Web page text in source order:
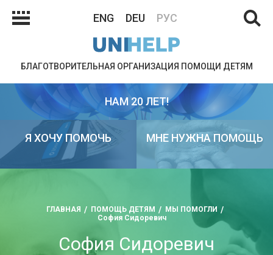
ENG DEU РУС
БЛАГОТВОРИТЕЛЬНАЯ ОРГАНИЗАЦИЯ ПОМОЩИ ДЕТЯМ
НАМ 20 ЛЕТ!
Я ХОЧУ ПОМОЧЬ МНЕ НУЖНА ПОМОЩЬ
ГЛАВНАЯ ПОМОЩЬ ДЕТЯМ
МЫ ПОМОГЛИ
София Сидоревич
София Сидоревич